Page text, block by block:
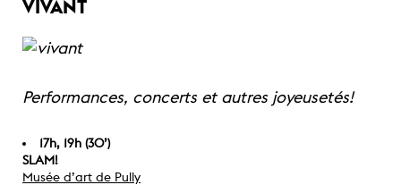
VIVANT
Performances, concerts et autres joyeusetés!
17h, 19h (30’)
SLAM!
Musée d’art de Pully